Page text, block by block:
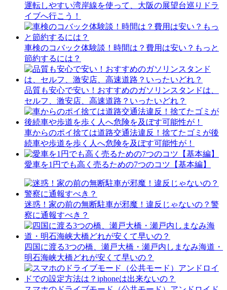
運転しやすい湾岸線を使って、大阪の展望台巡りドラ
イブへ行こう！
車検のコバック体験談！時間は？費用は安い？もっと
節約するには？
品質も安心で安い！おすすめのガソリンスタンドは、
セルフ、激安店、高速道路？いったいどれ？
車からのポイ捨ては道路交通法違反！捨てたゴミが後
続車や歩道を歩く人へ危険を及ぼす可能性が！
愛車を1円でも高く売るための7つのコツ【基本編】
迷惑！家の前の無断駐車が邪魔！違反じゃないの？警
察に通報すべき？
四国に渡る3つの橋、瀬戸大橋・瀬戸内しまなみ海道・
明石海峡大橋どれが安くて早いの？